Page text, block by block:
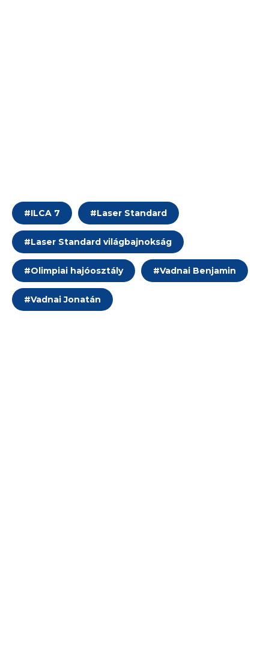
#ILCA 7 #Laser Standard
#Laser Standard világbajnokság
#Olimpiai hajóosztály #Vadnai Benjamin
#Vadnai Jonatán